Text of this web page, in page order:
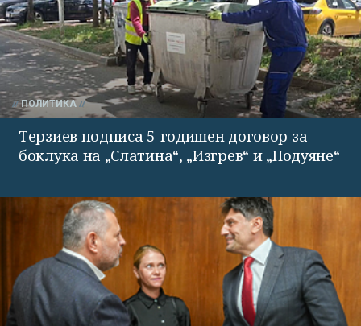
ПОЛИТИКА
Терзиев подписа 5-годишен договор за
боклука на „Слатина“, „Изгрев“ и „Подуяне“